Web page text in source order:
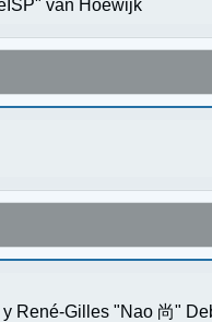
van Hoewijk
René-Gilles "Nao 尚"